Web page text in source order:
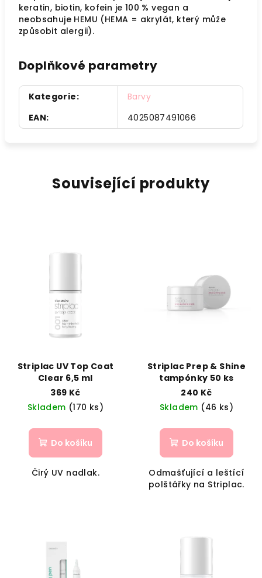
keratin, biotin, kofein je 100 % vegan a
neobsahuje HEMU (HEMA = akrylát, který může
způsobit alergii).
Doplňkové parametry
Kategorie:
Barvy
EAN: 4025087491066
Související produkty
Striplac UV Top Coat
Clear 6,5 ml
369 Kč
Skladem (170 ks)
Do košíku
Čirý UV nadlak.
Striplac Prep & Shine
tampónky 50 ks
240 Kč
Skladem (46 ks)
Do košíku
Odmašťující a leštící
polštářky na Striplac.